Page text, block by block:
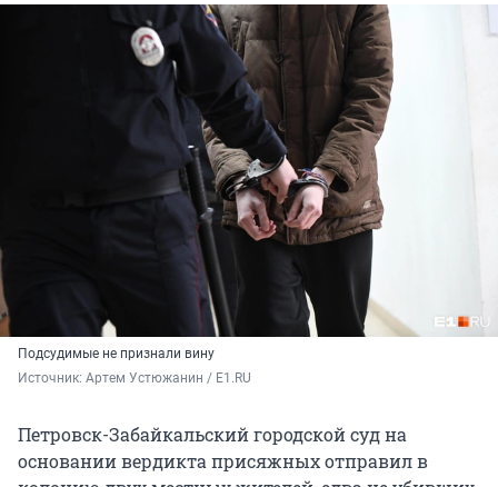
Подсудимые не признали вину
Источник: Артем Устюжанин / E1.RU
Петровск-Забайкальский городской суд на
основании вердикта присяжных отправил в